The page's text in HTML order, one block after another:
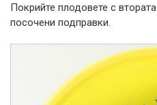
Покрийте плодовете с
посочени подправки.